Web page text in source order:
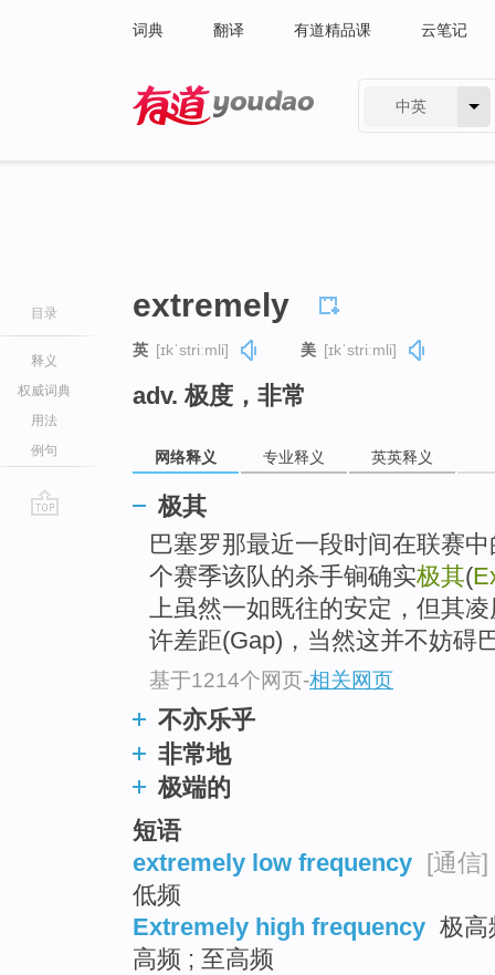
词典 翻译 有道精品课 云笔记
中英
目录
释义
权威词典
用法
例句
extremely
英 [ɪkˈstriːmli] 美 [ɪkˈstriːmli]
adv. 极度，非常
网络释义 专业释义 英英释义
极其
巴塞罗那最近一段时间在联赛
个赛季该队的杀手锏确实极其(
上虽然一如既往的安定，但其
许差距(Gap)，当然这并不妨碍
基于1214个网页-相关网页
不亦乐乎
非常地
极端的
短语
extremely low frequency [通信]
低频
Extremely high frequency 极高
高频 ; 至高频